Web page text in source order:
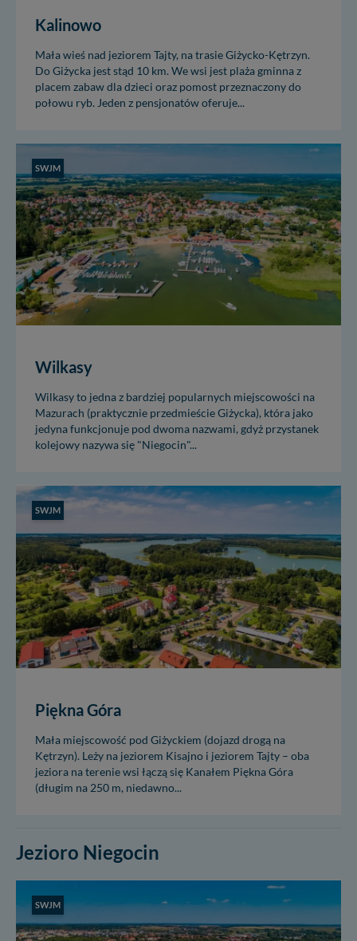
Kalinowo
Mała wieś nad jeziorem Tajty, na trasie Giżycko-Kętrzyn.
Do Giżycka jest stąd 10 km. We wsi jest plaża gminna z
placem zabaw dla dzieci oraz pomost przeznaczony do
połowu ryb. Jeden z pensjonatów oferuje...
SWJM
Wilkasy
Wilkasy to jedna z bardziej popularnych miejscowości na
Mazurach (praktycznie przedmieście Giżycka), która jako
jedyna funkcjonuje pod dwoma nazwami, gdyż przystanek
kolejowy nazywa się "Niegocin"...
SWJM
Piękna Góra
Mała miejscowość pod Giżyckiem (dojazd drogą na
Kętrzyn). Leży na jeziorem Kisajno i jeziorem Tajty – oba
jeziora na terenie wsi łączą się Kanałem Piękna Góra
(długim na 250 m, niedawno...
Jezioro Niegocin
SWJM